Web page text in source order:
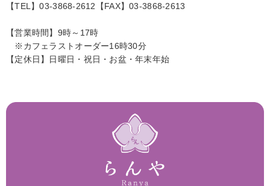
【TEL】03-3868-2612【FAX】03-3868-2613
【営業時間】9時～17時
※カフェラストオーダー16時30分
【定休日】日曜日・祝日・お盆・年末年始